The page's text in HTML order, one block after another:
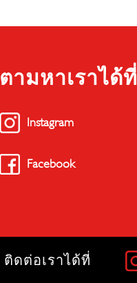
ตามหาเราได้ที่
Instagram
Facebook
ติดต่อเราได้ที่